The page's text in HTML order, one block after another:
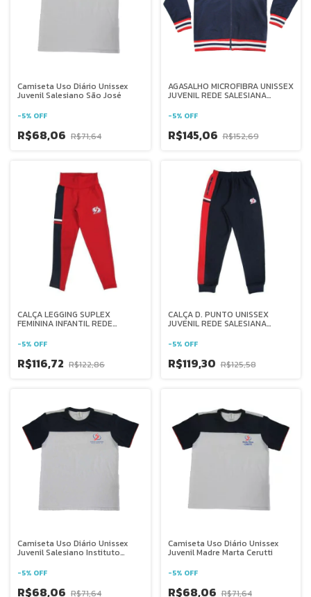
Camiseta Uso Diário Unissex
Juvenil Salesiano São José
-5% OFF
R$68,06 R$71,64
AGASALHO MICROFIBRA UNISSEX
JUVENIL REDE SALESIANA
-5% OFF
R$145,06 R$152,69
CALÇA LEGGING SUPLEX
FEMININA INFANTIL REDE
-5% OFF
R$116,72 R$122,86
CALÇA D. PUNTO UNISSEX
JUVENIL REDE SALESIANA
-5% OFF
R$119,30 R$125,58
Camiseta Uso Diário Unissex
Juvenil Salesiano Instituto
-5% OFF
R$68,06 R$71,64
Camiseta Uso Diário Unissex
Juvenil Madre Marta Cerutti
-5% OFF
R$68,06 R$71,64